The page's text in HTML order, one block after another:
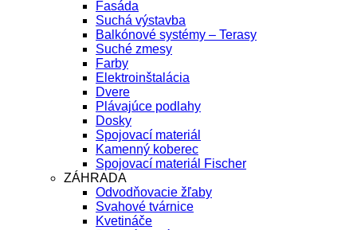
Fasáda
Suchá výstavba
Balkónové systémy – Terasy
Suché zmesy
Farby
Elektroinštalácia
Dvere
Plávajúce podlahy
Dosky
Spojovací materiál
Kamenný koberec
Spojovací materiál Fischer
ZÁHRADA
Odvodňovacie žľaby
Svahové tvárnice
Kvetináče